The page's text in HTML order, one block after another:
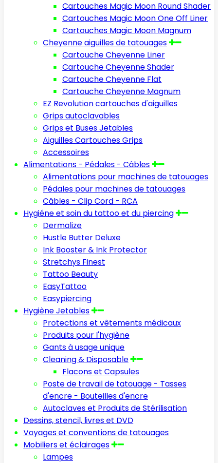
Cartouches Magic Moon Round Shader
Cartouches Magic Moon One Off Liner
Cartouches Magic Moon Magnum
Cheyenne aiguilles de tatouages
Cartouche Cheyenne Liner
Cartouche Cheyenne Shader
Cartouche Cheyenne Flat
Cartouche Cheyenne Magnum
EZ Revolution cartouches d'aiguilles
Grips autoclavables
Grips et Buses Jetables
Aiguilles Cartouches Grips
Accessoires
Alimentations - Pédales - Câbles
Alimentations pour machines de tatouages
Pédales pour machines de tatouages
Câbles - Clip Cord - RCA
Hygiéne et soin du tattoo et du piercing
Dermalize
Hustle Butter Deluxe
Ink Booster & Ink Protector
Stretchys Finest
Tattoo Beauty
EasyTattoo
Easypiercing
Hygiène Jetables
Protections et vêtements médicaux
Produits pour l'hygiène
Gants à usage unique
Cleaning & Disposable
Flacons et Capsules
Poste de travail de tatouage - Tasses
d'encre - Bouteilles d'encre
Autoclaves et Produits de Stérilisation
Dessins, stencil, livres et DVD
Voyages et conventions de tatouages
Mobiliers et éclairages
Lampes